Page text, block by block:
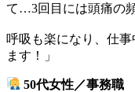
て…3回目には頭痛の
呼吸も楽になり、仕
ます！」
50代女性／事務職